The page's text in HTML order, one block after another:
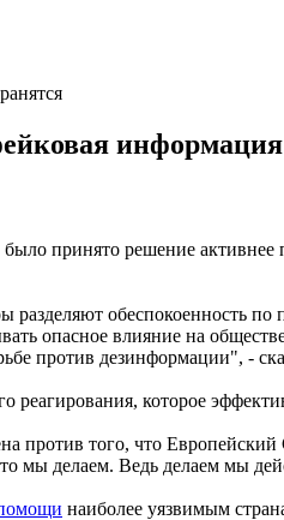
принято решение
обеспокоенность
опасное влияние на
против дезинформации", -
которое
​​против того, что
мы делаем. Ведь делаем мы
наиболее уязвимым